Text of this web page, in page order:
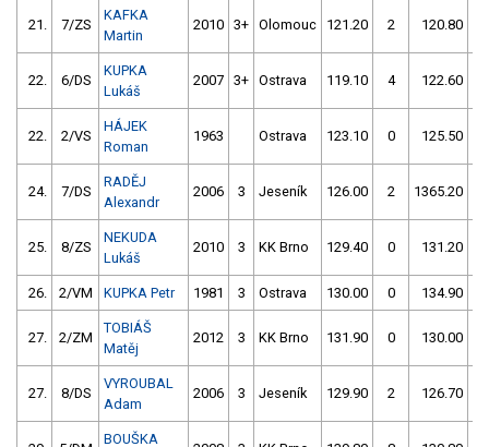
21. 7/ZS
KAFKA
Martin
2010 3+ Olomouc 121.20 2 120.80
22. 6/DS
KUPKA
Lukáš
2007 3+ Ostrava 119.10 4 122.60
22. 2/VS
HÁJEK
Roman
1963 Ostrava 123.10 0 125.50
24. 7/DS
RADĚJ
Alexandr
2006 3 Jeseník 126.00 2 1365.20
25. 8/ZS
NEKUDA
Lukáš
2010 3 KK Brno 129.40 0 131.20
26. 2/VM KUPKA Petr 1981 3 Ostrava 130.00 0 134.90
27. 2/ZM
TOBIÁŠ
Matěj
2012 3 KK Brno 131.90 0 130.00
27. 8/DS
VYROUBAL
Adam
2006 3 Jeseník 129.90 2 126.70
BOUŠKA